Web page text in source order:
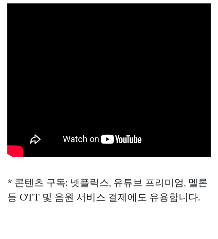
* 콘텐츠 구독: 넷플릭스, 유튜브 프리미엄, 멜론
등 OTT 및 음원 서비스 결제에도 유용합니다.